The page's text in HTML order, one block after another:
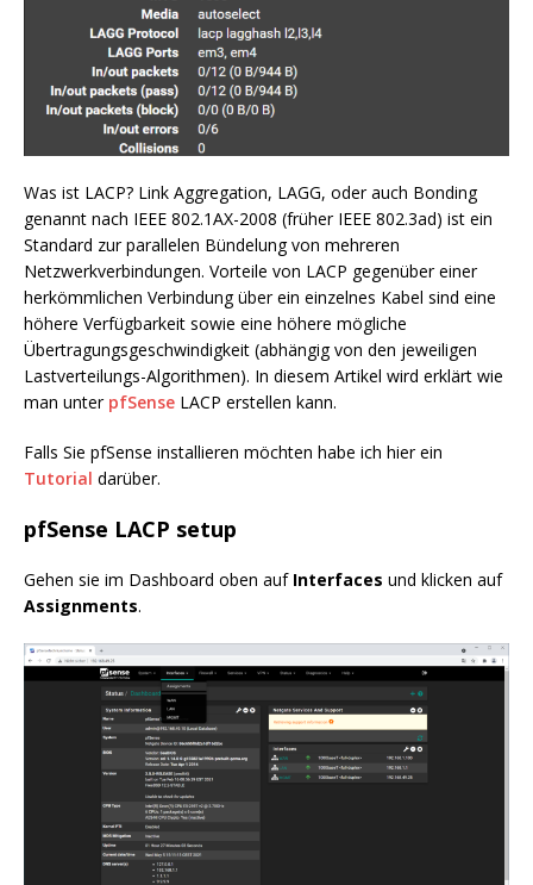
Was ist LACP? Link Aggregation, LAGG, oder auch Bonding
genannt nach IEEE 802.1AX-2008 (früher IEEE 802.3ad) ist ein
Standard zur parallelen Bündelung von mehreren
Netzwerkverbindungen. Vorteile von LACP gegenüber einer
herkömmlichen Verbindung über ein einzelnes Kabel sind eine
höhere Verfügbarkeit sowie eine höhere mögliche
Übertragungsgeschwindigkeit (abhängig von den jeweiligen
Lastverteilungs-Algorithmen). In diesem Artikel wird erklärt wie
man unter pfSense LACP erstellen kann.
Falls Sie pfSense installieren möchten habe ich hier ein
Tutorial darüber.
pfSense LACP setup
Gehen sie im Dashboard oben auf Interfaces und klicken auf
Assignments.